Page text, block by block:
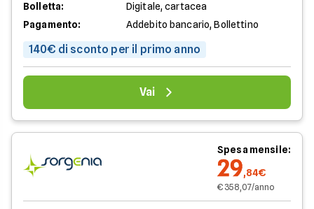
Bolletta:
Digitale, cartacea
Pagamento:
Addebito bancario, Bollettino
140€ di sconto per il primo anno
Vai
Spesa mensile:
29,84€
€ 358,07/anno